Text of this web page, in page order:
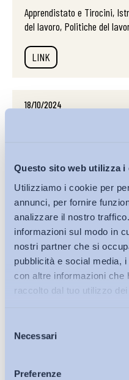
Questo sito web utilizza i
Utilizziamo i cookie per
annunci, per fornire
analizzare il nostro
informazioni sul modo in
nostri partner che si
pubblicità e social media,
con altre informazioni che
raccolto dal tuo utilizzo dei
delNecessari
Preferenze
Bollettini ADAPT
Articoli
Apprendistato e Tirocini,
del lavoro, Politiche del
LINK
18/10/2024
Articolo 14 – Termine
LINK
10/07/2024
L’organizzazione del
proposte di legge
lavoro
LINK